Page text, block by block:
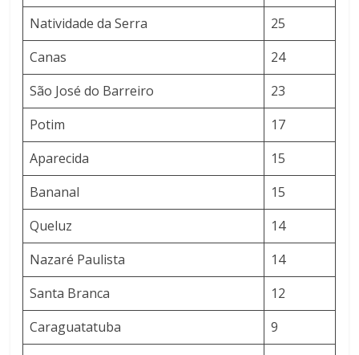
Natividade da Serra
25
Canas
24
São José do Barreiro
23
Potim
17
Aparecida
15
Bananal
15
Queluz
14
Nazaré Paulista
14
Santa Branca
12
Caraguatatuba
9